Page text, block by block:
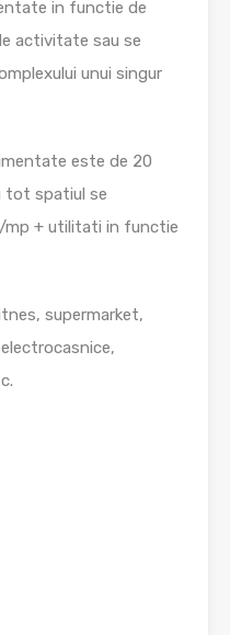
in functie de
activitate sau se
unui singur
este de 20
tot spatiul se
mp + utilitati in functie
supermarket,